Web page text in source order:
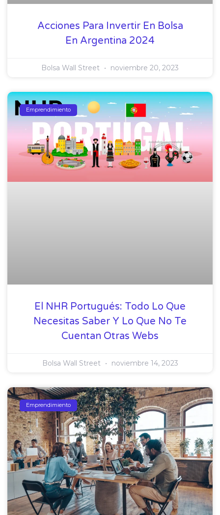
Acciones Para Invertir En Bolsa
En Argentina 2024
Bolsa Wall Street noviembre 20, 2023
Emprendimiento
El NHR Portugués: Todo Lo Que
Necesitas Saber Y Lo Que No Te
Cuentan Otras Webs
Bolsa Wall Street noviembre 14, 2023
Emprendimiento